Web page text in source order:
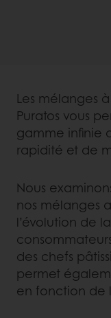
Les mélanges
Puratos vous
gamme infinie
rapidité et de
Nous
nos mélanges
l’évolution de
des chefs
permet
en fonction de